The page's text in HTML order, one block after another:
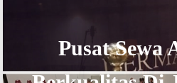
Pusat Sewa